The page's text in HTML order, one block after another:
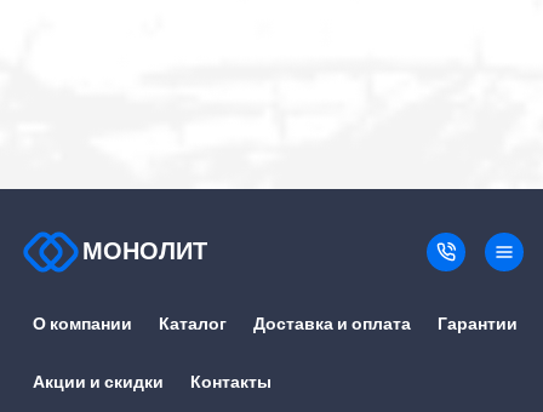
МОНОЛИТ
О компании Каталог Доставка и оплата Гарантии
Акции и скидки Контакты